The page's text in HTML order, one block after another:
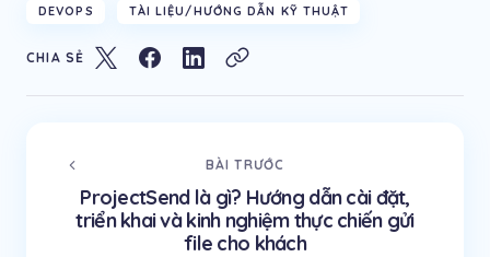
DEVOPS TÀI LIỆU/HƯỚNG DẪN KỸ THUẬT
CHIA SẺ
BÀI TRƯỚC
ProjectSend là gì? Hướng dẫn cài đặt,
triển khai và kinh nghiệm thực chiến gửi
file cho khách